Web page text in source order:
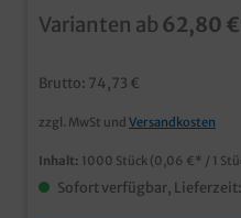
Kaltgetränke mit
Varianten ab 62,80
Brutto: 74,73 €
zzgl. MwSt und Versandkosten
Inhalt: 1000 Stück (0,06 €* / 1
Sofort verfügbar,